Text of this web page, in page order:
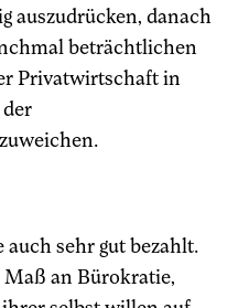
auszudrücken, danach
beträchtlichen
Privatwirtschaft in
sehr gut bezahlt.
an Bürokratie,